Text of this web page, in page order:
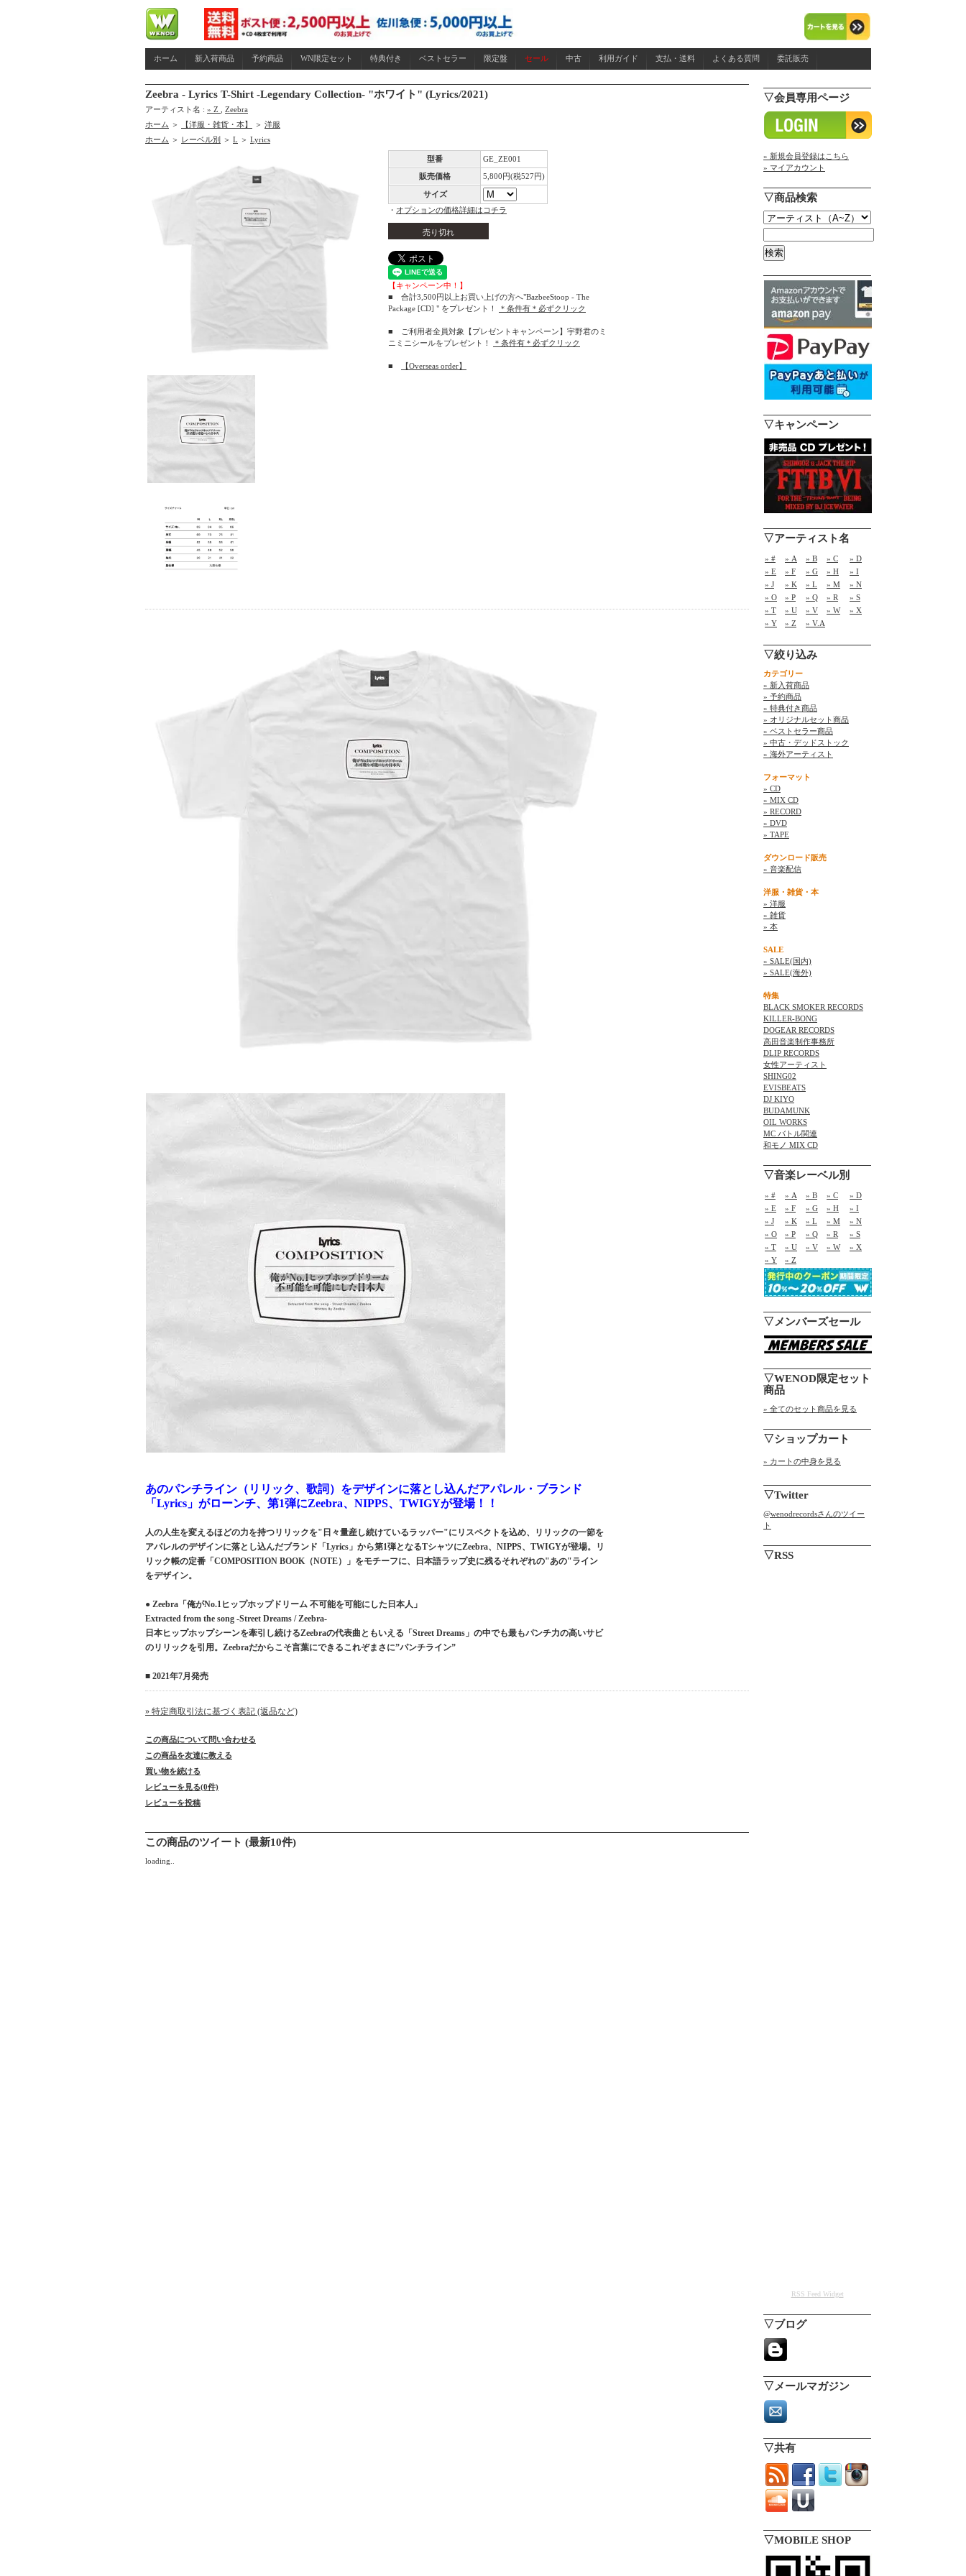
ホーム 新入荷商品 予約商品 WN限定セット 特典付き ベストセラー 限定盤 セール 中古 利用ガイド 支払・送料 よくある質問 委託販売
Zeebra - Lyrics T-Shirt -Legendary Collection- "ホワイト" (Lyrics/2021)
アーティスト名 : » Z
Zeebra
ホーム ＞ 【洋服・雑貨・本】 ＞ 洋服
ホーム ＞ レーベル別 ＞ L ＞ Lyrics
型番
GE_ZE001
販売価格
5,800円(税527円)
サイズ
・ オプションの価格詳細はコチラ
売り切れ
【キャンペーン中！】
■ 合計3,500円以上お買い上げの方へ"BazbeeStoop - The
Package [CD] " をプレゼント！
＊条件有＊必ずクリック
■ ご利用者全員対象【プレゼントキャンペーン】宇野君のミ
ニミニシールをプレゼント！
＊条件有＊必ずクリック
■ 【Overseas order】
あのパンチライン（リリック、歌詞）をデザインに落とし込んだアパレル・ブランド
「Lyrics」がローンチ、第1弾にZeebra、NIPPS、TWIGYが登場！！
人の人生を変えるほどの力を持つリリックを"日々量産し続けているラッパー"にリスペクトを込め、リリックの一節を
アパレルのデザインに落とし込んだブランド「Lyrics」から第1弾となるTシャツにZeebra、NIPPS、TWIGYが登場。リ
リック帳の定番「COMPOSITION BOOK（NOTE）」をモチーフに、日本語ラップ史に残るそれぞれの"あの"ライン
をデザイン。
● Zeebra「俺がNo.1ヒップホップドリーム 不可能を可能にした日本人」
Extracted from the song -Street Dreams / Zeebra-
日本ヒップホップシーンを牽引し続けるZeebraの代表曲ともいえる「Street Dreams」の中でも最もパンチ力の高いサビ
のリリックを引用。Zeebraだからこそ言葉にできるこれぞまさに”パンチライン”
■ 2021年7月発売
» 特定商取引法に基づく表記 (返品など)
この商品について問い合わせる
この商品を友達に教える
買い物を続ける
レビューを見る(0件)
レビューを投稿
この商品のツイート (最新10件)
loading..
▽会員専用ページ
» 新規会員登録はこちら
» マイアカウント
▽商品検索
▽キャンペーン
▽アーティスト名
» # » A » B » C
» D
» E
» F » G » H
» I
» J
» K » L » M
» N
» O
» P » Q » R
» S
» T
» U » V » W
» X
» Y
» Z » V.A
▽絞り込み
カテゴリー
» 新入荷商品
» 予約商品
» 特典付き商品
» オリジナルセット商品
» ベストセラー商品
» 中古・デッドストック
» 海外アーティスト
フォーマット
» CD
» MIX CD
» RECORD
» DVD
» TAPE
ダウンロード販売
» 音楽配信
洋服・雑貨・本
» 洋服
» 雑貨
» 本
SALE
» SALE(国内)
» SALE(海外)
特集
BLACK SMOKER RECORDS
KILLER-BONG
DOGEAR RECORDS
高田音楽制作事務所
DLIP RECORDS
女性アーティスト
SHING02
EVISBEATS
DJ KIYO
BUDAMUNK
OIL WORKS
MC バトル関連
和モノ MIX CD
▽音楽レーベル別
» # » A » B » C
» D
» E
» F » G » H
» I
» J
» K » L » M
» N
» O
» P » Q » R
» S
» T
» U » V » W
» X
» Y
» Z
▽メンバーズセール
▽WENOD限定セット
商品
» 全てのセット商品を見る
▽ショップカート
» カートの中身を見る
▽Twitter
@wenodrecordsさんのツイー
ト
▽RSS
RSS Feed Widget
▽ブログ
▽メールマガジン
▽共有
▽MOBILE SHOP